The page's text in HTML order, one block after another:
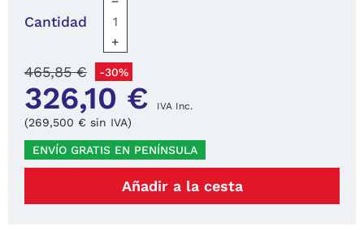
Cantidad
+
326,10 € IVA Inc.
465,85 € -30%
(269,500 € sin IVA)
ENVÍO GRATIS EN PENÍNSULA
Añadir a la cesta